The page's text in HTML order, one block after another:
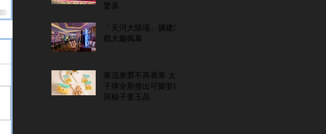
驚喜
「天河大賭場」擴建遊
戲大廳揭幕
寒流來襲不再畏寒 太
子牌全新推出可樂姜糖
與柚子姜王晶